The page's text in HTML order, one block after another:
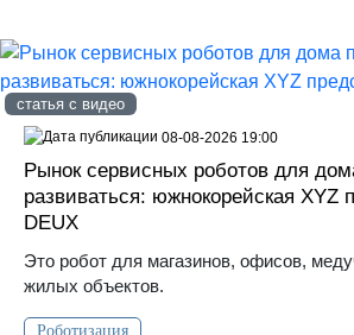
статья с видео
Рынок сервисных роботов для
развиваться: южнокорейская XYZ
DEUX
Это робот для магазинов, офисов,
жилых объектов.
Роботизация
08-08-2026 19:00